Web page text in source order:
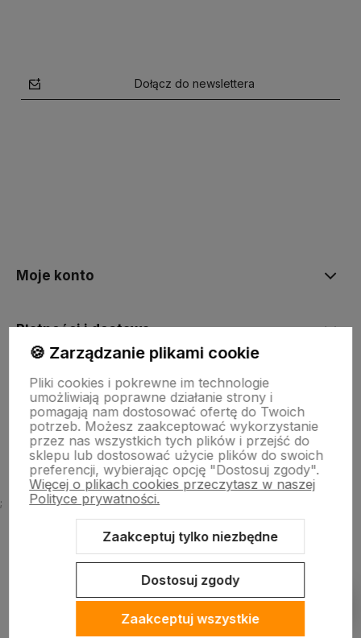
Dołącz do newslettera
Moje konto
Płatności i dostawa
Informacje
O firmie
;
Sklep internetowy Shoper Premium
Szablon Shoper Modern 3.0™
od GrowCommerce
🍪 Zarządzanie plikami cookie
Pliki cookies i pokrewne im technologie
umożliwiają poprawne działanie strony i
pomagają nam dostosować ofertę do Twoich
potrzeb. Możesz zaakceptować wykorzystanie
przez nas wszystkich tych plików i przejść do
sklepu lub dostosować użycie plików do swoich
preferencji, wybierając opcję "Dostosuj zgody".
Więcej o plikach cookies przeczytasz w naszej
Polityce prywatności.
Zaakceptuj tylko niezbędne
Dostosuj zgody
Zaakceptuj wszystkie